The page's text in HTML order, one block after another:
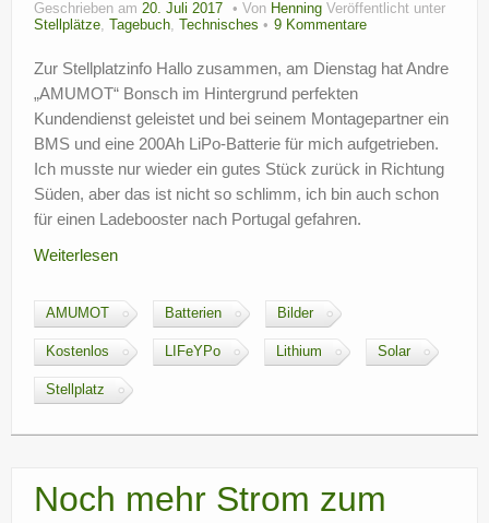
Geschrieben am 20. Juli 2017 Von Henning Veröffentlicht unter
Stellplätze, Tagebuch, Technisches 9 Kommentare
Zur Stellplatzinfo Hallo zusammen, am Dienstag hat Andre
„AMUMOT“ Bonsch im Hintergrund perfekten
Kundendienst geleistet und bei seinem Montagepartner ein
BMS und eine 200Ah LiPo-Batterie für mich aufgetrieben.
Ich musste nur wieder ein gutes Stück zurück in Richtung
Süden, aber das ist nicht so schlimm, ich bin auch schon
für einen Ladebooster nach Portugal gefahren.
Weiterlesen
AMUMOT Batterien Bilder
Kostenlos LIFeYPo Lithium Solar
Stellplatz
Noch mehr Strom zum